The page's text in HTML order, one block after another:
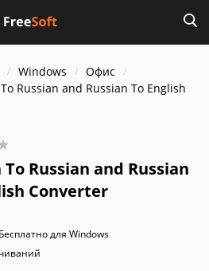
Windows
Офис
Russian and Russian To English
To Russian and Russian
Converter
Бесплатно для Windows